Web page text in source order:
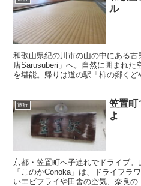
ル
和歌山県紀の川市の山の中にある
店Sarusuberi」へ。自然に囲まれた
を堪能。帰りは道の駅「柿の郷く
旅行
笠置町
よ
京都・笠置町へ子連れでドライブ
「このかConoka」は、ドライフラ
いエビフライや田舎の空気、奈良